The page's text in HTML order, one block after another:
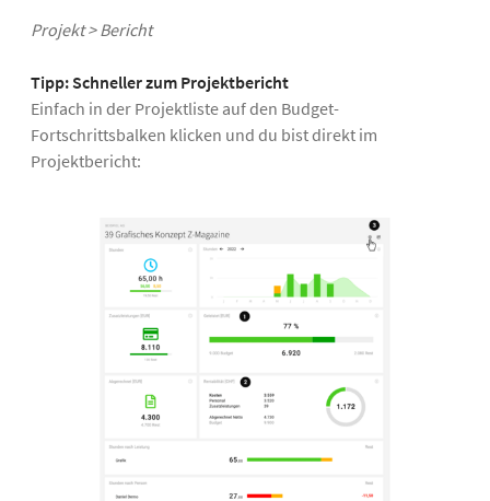
Projekt > Bericht
Tipp: Schneller zum Projektbericht
Einfach in der Projektliste auf den Budget-
Fortschrittsbalken klicken und du bist direkt im
Projektbericht: